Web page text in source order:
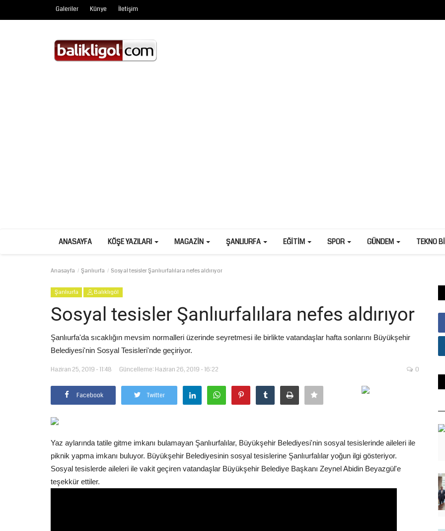
Galeriler Künye İletişim
ANASAYFA KÖŞE YAZILARI MAGAZIN ŞANLIURFA EĞITIM SPOR GÜNDEM TEKNO
Anasayfa Şanlıurfa Sosyal tesisler Şanlıurfalılara nefes aldırıyor
Şanlıurfa Balıklıgöl
Sosyal tesisler Şanlıurfalılara nefes aldırıyor
Şanlıurfa'da sıcaklığın mevsim normalleri üzerinde seyretmesi ile birlikte vatandaşlar hafta sonlarını Büyükşehir
Belediyesi'nin Sosyal Tesisleri'nde geçiriyor.
Haziran 25, 2019 - 11:48 Güncelleme: Haziran 26, 2019 - 16:22 0
Facebook Twitter
Yaz aylarında tatile gitme imkanı bulamayan Şanlıurfalılar, Büyükşehir Belediyesi'nin sosyal tesislerinde aileleri ile
piknik yapma imkanı buluyor. Büyükşehir Belediyesinin sosyal tesislerine Şanlıurfalılar yoğun ilgi gösteriyor.
Sosyal tesislerde aileleri ile vakit geçiren vatandaşlar Büyükşehir Belediye Başkanı Zeynel Abidin Beyazgül'e
teşekkür ettiler.